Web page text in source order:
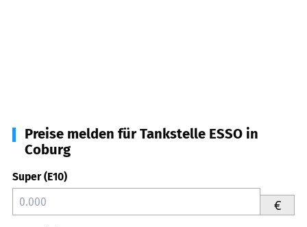
Preise melden für Tankstelle ESSO in
Coburg
Super (E10)
€